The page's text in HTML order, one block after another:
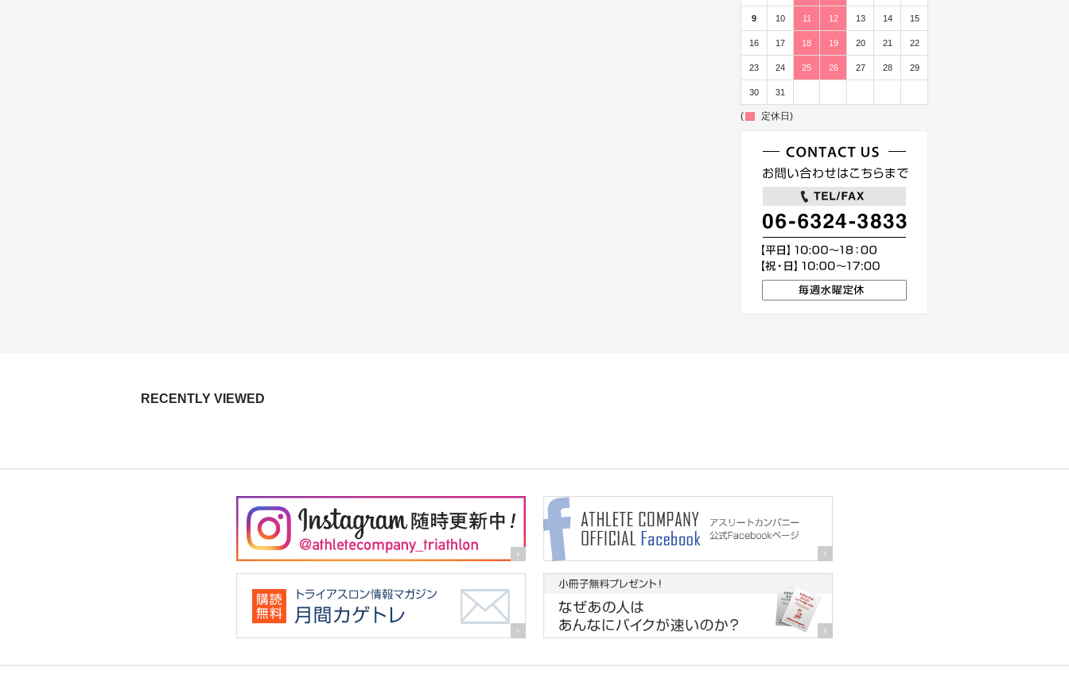
9 10 11 12 13 14 15
16 17 18 19 20 21 22
23 24 25 26 27 28 29
30 31
( 定休日)
RECENTLY VIEWED